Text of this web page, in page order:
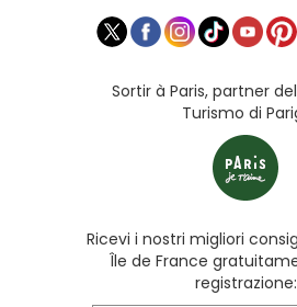
Sortir à Paris, partner
Turismo di
Ricevi i nostri migliori
Île de France
registrazione: